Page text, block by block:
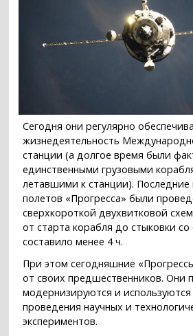
Сегодня они регулярно
жизнедеятельность
станции (а долгое время были
единственными грузовыми
летавшими к станции). Последние
полетов «Прогресса» были
сверхкороткой двухвитковой
от старта корабля до стыковки со
составило менее 4 ч.
При этом сегодняшние
от своих предшественников. Они
модернизируются и
проведения научных и
экспериментов.